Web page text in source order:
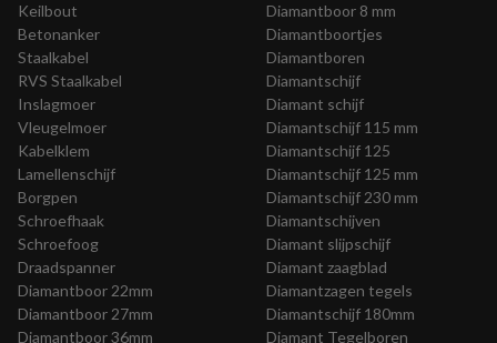
Keilbout
Betonanker
Staalkabel
RVS Staalkabel
Inslagmoer
Vleugelmoer
Kabelklem
Lamellenschijf
Borgpen
Schroefhaak
Schroefoog
Draadspanner
Diamantboor 8 mm
Diamantboortjes
Diamantboren
Diamantschijf
Diamant schijf
Diamantschijf 115 mm
Diamantschijf 125
Diamantschijf 125 mm
Diamantschijf 230 mm
Diamantschijven
Diamant slijpschijf
Diamant zaagblad
Diamantboor 22mm
Diamantboor 27mm
Diamantboor 36mm
Diamantzagen tegels
Diamantschijf 180mm
Diamant Tegelboren